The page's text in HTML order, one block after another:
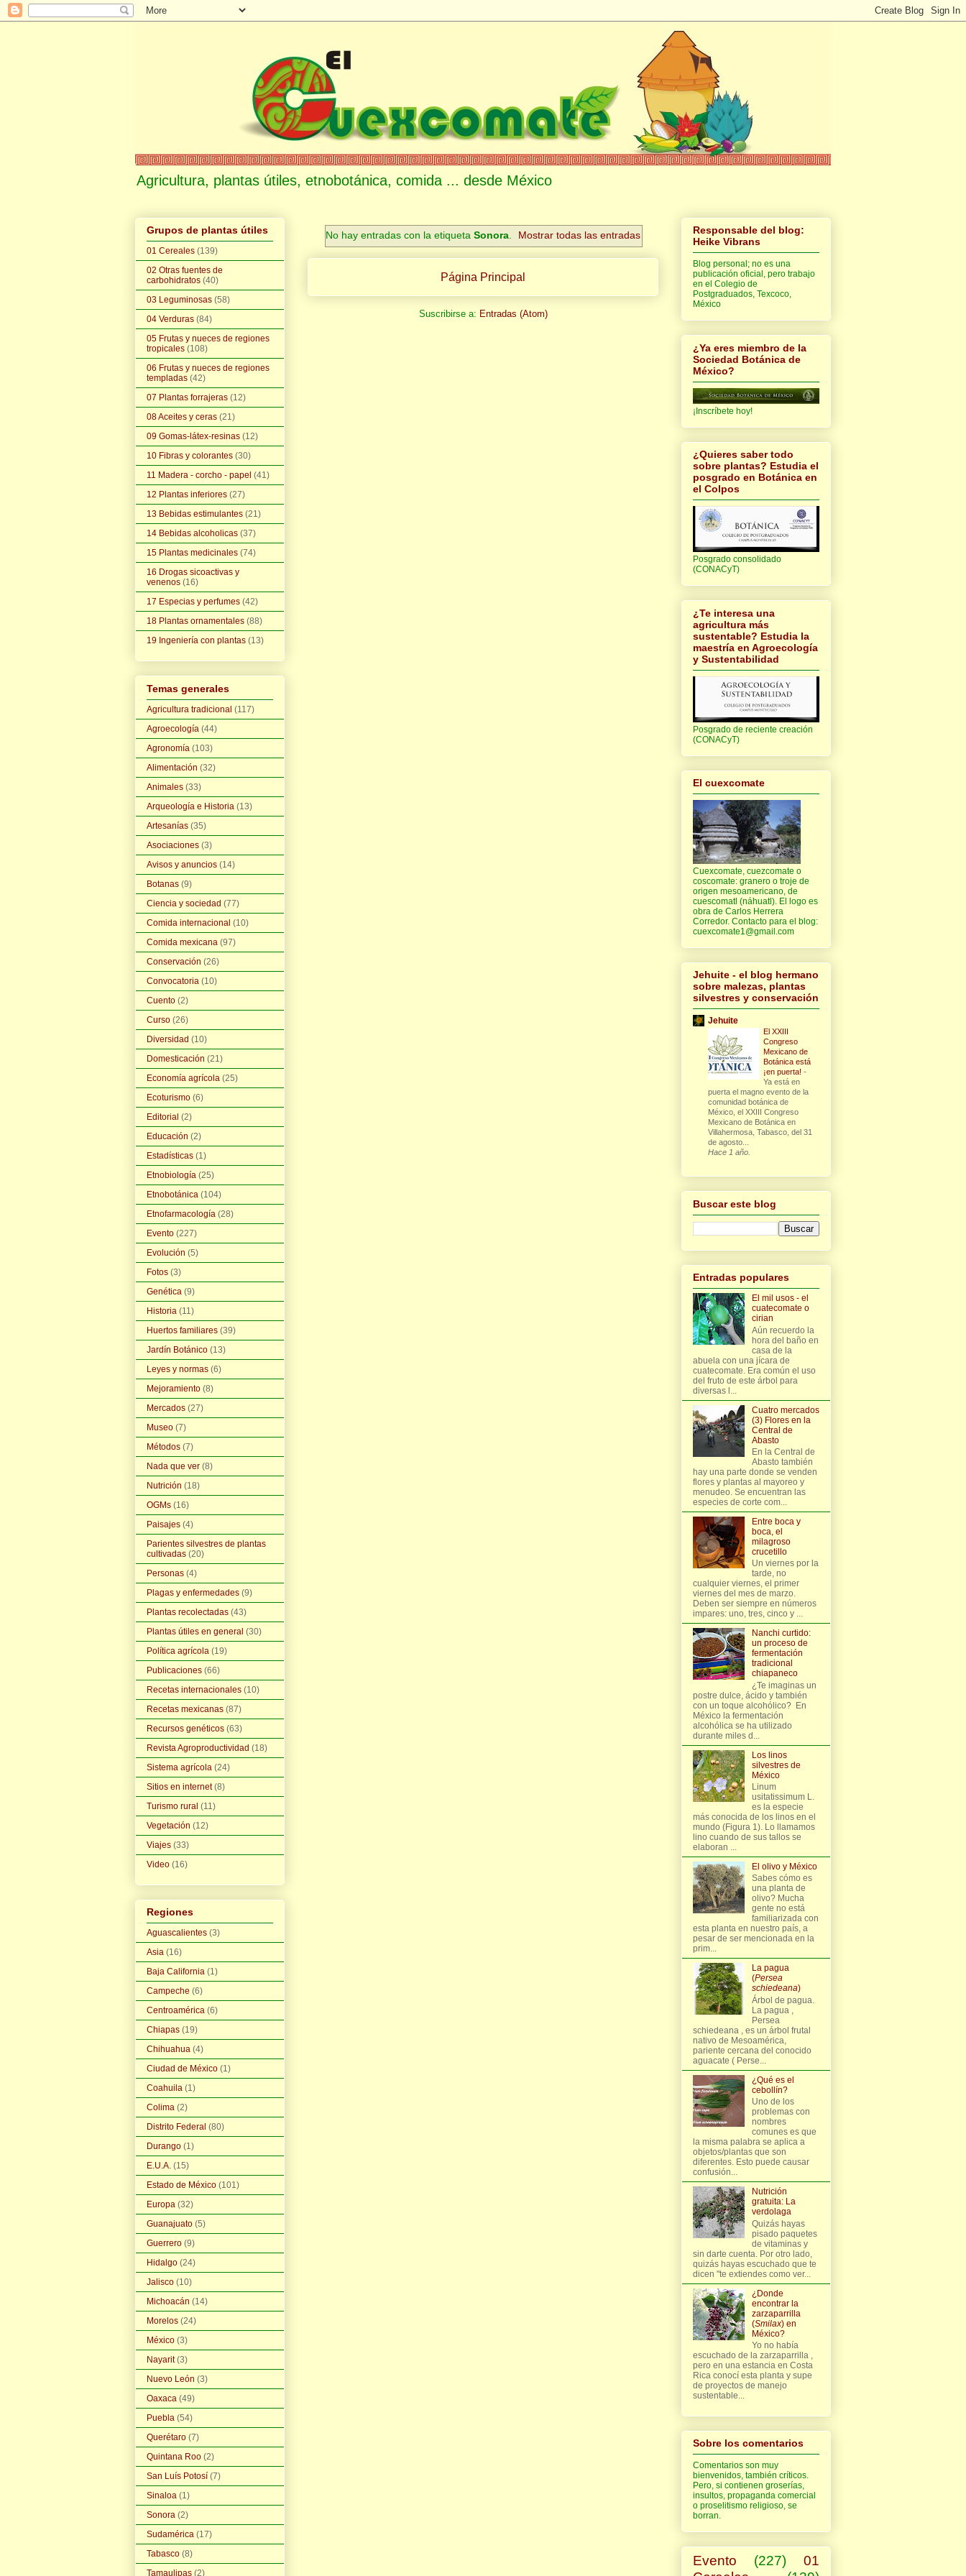
Agricultura, plantas útiles, etnobotánica, comida ... desde México
No hay entradas con la etiqueta Sonora. Mostrar todas las entradas
Página Principal
Suscribirse a: Entradas (Atom)
Grupos de plantas útiles
01 Cereales (139)
02 Otras fuentes de
carbohidratos (40)
03 Leguminosas (58)
04 Verduras (84)
05 Frutas y nueces de regiones
tropicales (108)
06 Frutas y nueces de regiones
templadas (42)
07 Plantas forrajeras (12)
08 Aceites y ceras (21)
09 Gomas-látex-resinas (12)
10 Fibras y colorantes (30)
11 Madera - corcho - papel (41)
12 Plantas inferiores (27)
13 Bebidas estimulantes (21)
14 Bebidas alcoholicas (37)
15 Plantas medicinales (74)
16 Drogas sicoactivas y
venenos (16)
17 Especias y perfumes (42)
18 Plantas ornamentales (88)
19 Ingeniería con plantas (13)
Temas generales
Agricultura tradicional (117)
Agroecología (44)
Agronomía (103)
Alimentación (32)
Animales (33)
Arqueología e Historia (13)
Artesanías (35)
Asociaciones (3)
Avisos y anuncios (14)
Botanas (9)
Ciencia y sociedad (77)
Comida internacional (10)
Comida mexicana (97)
Conservación (26)
Convocatoria (10)
Cuento (2)
Curso (26)
Diversidad (10)
Domesticación (21)
Economía agrícola (25)
Ecoturismo (6)
Editorial (2)
Educación (2)
Estadísticas (1)
Etnobiología (25)
Etnobotánica (104)
Etnofarmacología (28)
Evento (227)
Evolución (5)
Fotos (3)
Genética (9)
Historia (11)
Huertos familiares (39)
Jardín Botánico (13)
Leyes y normas (6)
Mejoramiento (8)
Mercados (27)
Museo (7)
Métodos (7)
Nada que ver (8)
Nutrición (18)
OGMs (16)
Paisajes (4)
Parientes silvestres de plantas
cultivadas (20)
Personas (4)
Plagas y enfermedades (9)
Plantas recolectadas (43)
Plantas útiles en general (30)
Política agrícola (19)
Publicaciones (66)
Recetas internacionales (10)
Recetas mexicanas (87)
Recursos genéticos (63)
Revista Agroproductividad (18)
Sistema agrícola (24)
Sitios en internet (8)
Turismo rural (11)
Vegetación (12)
Viajes (33)
Video (16)
Regiones
Aguascalientes (3)
Asia (16)
Baja California (1)
Campeche (6)
Centroamérica (6)
Chiapas (19)
Chihuahua (4)
Ciudad de México (1)
Coahuila (1)
Colima (2)
Distrito Federal (80)
Durango (1)
E.U.A. (15)
Estado de México (101)
Europa (32)
Guanajuato (5)
Guerrero (9)
Hidalgo (24)
Jalisco (10)
Michoacán (14)
Morelos (24)
México (3)
Nayarit (3)
Nuevo León (3)
Oaxaca (49)
Puebla (54)
Querétaro (7)
Quintana Roo (2)
San Luís Potosí (7)
Sinaloa (1)
Sonora (2)
Sudamérica (17)
Tabasco (8)
Tamaulipas (2)
Responsable del blog:
Heike Vibrans
Blog personal; no es una
publicación oficial, pero trabajo
en el Colegio de
Postgraduados, Texcoco,
México
¿Ya eres miembro de la
Sociedad Botánica de
México?
¡Inscríbete hoy!
¿Quieres saber todo
sobre plantas? Estudia el
posgrado en Botánica en
el Colpos
Posgrado consolidado
(CONACyT)
¿Te interesa una
agricultura más
sustentable? Estudia la
maestría en Agroecología
y Sustentabilidad
Posgrado de reciente creación
(CONACyT)
El cuexcomate
Cuexcomate, cuezcomate o
coscomate: granero o troje de
origen mesoamericano, de
cuescomatl (náhuatl). El logo es
obra de Carlos Herrera
Corredor. Contacto para el blog:
cuexcomate1@gmail.com
Jehuite - el blog hermano
sobre malezas, plantas
silvestres y conservación
Jehuite
El XXIII
Congreso
Mexicano de
Botánica está
¡en puerta! -
Ya está en
puerta el magno evento de la
comunidad botánica de
México, el XXIII Congreso
Mexicano de Botánica en
Villahermosa, Tabasco, del 31
de agosto...
Hace 1 año.
Buscar este blog
Entradas populares
El mil usos - el
cuatecomate o
cirian
Aún recuerdo la
hora del baño en
casa de la
abuela con una jícara de
cuatecomate. Era común el uso
del fruto de este árbol para
diversas l...
Cuatro mercados
(3) Flores en la
Central de
Abasto
En la Central de
Abasto también
hay una parte donde se venden
flores y plantas al mayoreo y
menudeo. Se encuentran las
especies de corte com...
Entre boca y
boca, el
milagroso
crucetillo
Un viernes por la
tarde, no
cualquier viernes, el primer
viernes del mes de marzo.
Deben ser siempre en números
impares: uno, tres, cinco y ...
Nanchi curtido:
un proceso de
fermentación
tradicional
chiapaneco
¿Te imaginas un
postre dulce, ácido y también
con un toque alcohólico? En
México la fermentación
alcohólica se ha utilizado
durante miles d...
Los linos
silvestres de
México
Linum
usitatissimum L.
es la especie
más conocida de los linos en el
mundo (Figura 1). Lo llamamos
lino cuando de sus tallos se
elaboran ...
El olivo y México
Sabes cómo es
una planta de
olivo? Mucha
gente no está
familiarizada con
esta planta en nuestro país, a
pesar de ser mencionada en la
prim...
La pagua
(Persea
schiedeana)
Árbol de pagua.
La pagua ,
Persea
schiedeana , es un árbol frutal
nativo de Mesoamérica,
pariente cercana del conocido
aguacate ( Perse...
¿Qué es el
cebollín?
Uno de los
problemas con
nombres
comunes es que
la misma palabra se aplica a
objetos/plantas que son
diferentes. Esto puede causar
confusión...
Nutrición
gratuita: La
verdolaga
Quizás hayas
pisado paquetes
de vitaminas y
sin darte cuenta. Por otro lado,
quizás hayas escuchado que te
dicen "te extiendes como ver...
¿Donde
encontrar la
zarzaparrilla
(Smilax) en
México?
Yo no había
escuchado de la zarzaparrilla ,
pero en una estancia en Costa
Rica conocí esta planta y supe
de proyectos de manejo
sustentable...
Sobre los comentarios
Comentarios son muy
bienvenidos, también críticos.
Pero, si contienen groserías,
insultos, propaganda comercial
o proselitismo religioso, se
borran.
Evento (227)
01